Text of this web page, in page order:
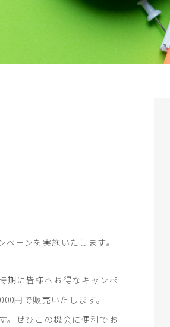
ーンを実施いたします。
期に皆様へお得なキャンペ
円で販売いたします。
。ぜひこの機会に便利でお